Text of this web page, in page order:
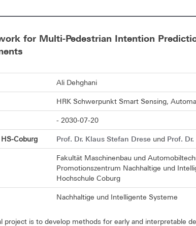
for Multi-Pedestrian Intention
Ali Dehghani
HRK Schwerpunkt Smart Sensing,
- 2030-07-20
Coburg Prof. Dr. Klaus Stefan Drese und Prof.
Fakultät Maschinenbau und
Promotionszentrum Nachhaltige und
Hochschule Coburg
Nachhaltige und Intelligente Systeme
project is to develop methods for early and interpretable